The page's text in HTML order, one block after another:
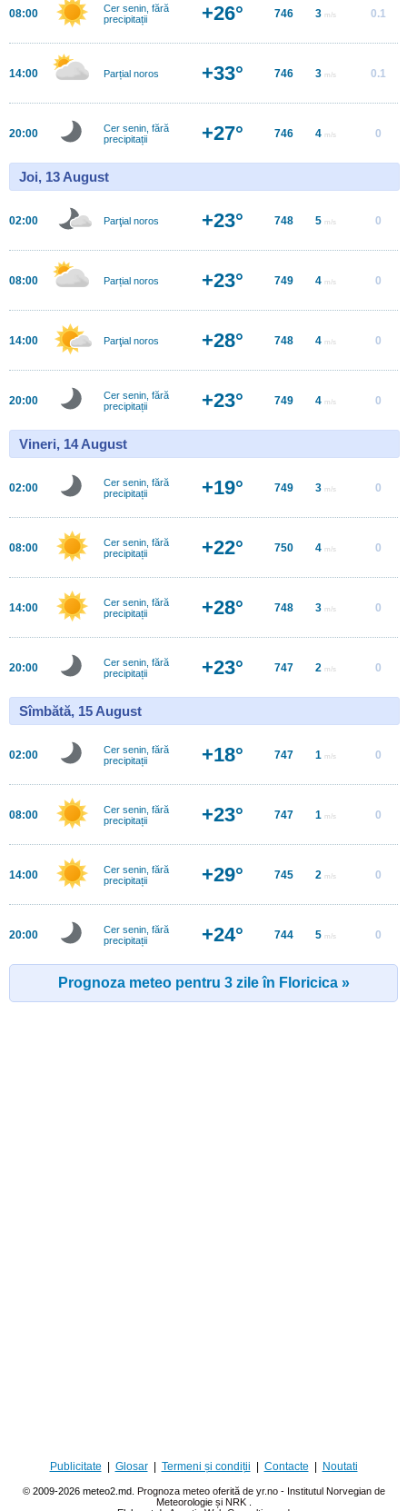
08:00
Cer senin, fără
precipitații
+26° 746 3 m/s 0.1
14:00 Parțial noros +33° 746 3 m/s 0.1
20:00
Cer senin, fără
precipitații
+27° 746 4 m/s 0
Joi, 13 August
02:00 Parţial noros +23° 748 5 m/s 0
08:00 Parțial noros +23° 749 4 m/s 0
14:00 Parţial noros +28° 748 4 m/s 0
20:00
Cer senin, fără
precipitații
+23° 749 4 m/s 0
Vineri, 14 August
02:00
Cer senin, fără
precipitații
+19° 749 3 m/s 0
08:00
Cer senin, fără
precipitații
+22° 750 4 m/s 0
14:00
Cer senin, fără
precipitații
+28° 748 3 m/s 0
20:00
Cer senin, fără
precipitații
+23° 747 2 m/s 0
Sîmbătă, 15 August
02:00
Cer senin, fără
precipitații
+18° 747 1 m/s 0
08:00
Cer senin, fără
precipitații
+23° 747 1 m/s 0
14:00
Cer senin, fără
precipitații
+29° 745 2 m/s 0
20:00
Cer senin, fără
precipitații
+24° 744 5 m/s 0
Prognoza meteo pentru 3 zile în Floricica »
Publicitate Glosar| Termeni și condiții Contacte Noutati
© 2009-2026 meteo2.md. Prognoza meteo oferită de yr.no - Institutul Norvegian de
Meteorologie și NRK